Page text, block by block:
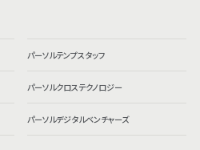
パーソルテンプスタッフ
パーソルクロステクノロジー
パーソルデジタルベンチャーズ